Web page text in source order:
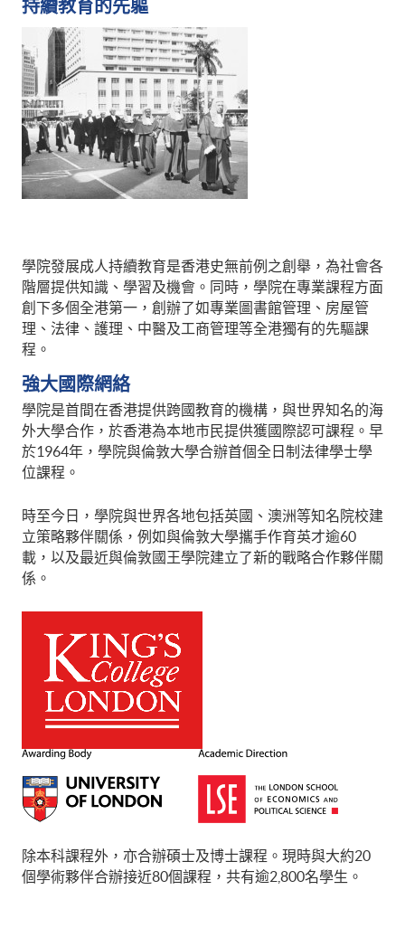
持續教育的先軀
學院發展成人持續教育是香港史無前例之創舉，為社會各
階層提供知識、學習及機會。同時，學院在專業課程方面
創下多個全港第一，創辦了如專業圖書館管理、房屋管
理、法律、護理、中醫及工商管理等全港獨有的先驅課
程。
強大國際網絡
學院是首間在香港提供跨國教育的機構，與世界知名的海
外大學合作，於香港為本地市民提供獲國際認可課程。早
於1964年，學院與倫敦大學合辦首個全日制法律學士學
位課程。
時至今日，學院與世界各地包括英國、澳洲等知名院校建
立策略夥伴關係，例如與倫敦大學攜手作育英才逾60
載，以及最近與倫敦國王學院建立了新的戰略合作夥伴關
係。
除本科課程外，亦合辦碩士及博士課程。現時與大約20
個學術夥伴合辦接近80個課程，共有逾2,800名學生。